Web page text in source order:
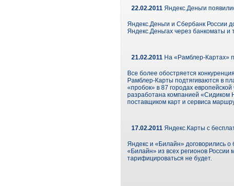
22.02.2011 Яндекс.Деньги
Яндекс.Деньги и Сбербанк России
Яндекс.Деньгах через банкоматы и
21.02.2011 На «Рамблер-Картах»
Все более обостряется
Рамблер-Карты подтягиваются в
«пробок» в 87 городах
разработана компанией «Сидиком
поставщиком карт и сервиса
17.02.2011 Яндекс.Карты с
Яндекс и «Билайн» договорились
«Билайн» из всех регионов России
тарифицироваться не будет.